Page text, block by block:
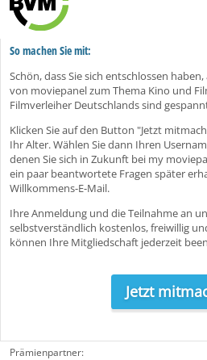
So machen Sie mit:
Schön, dass Sie sich entschlossen
von moviepanel zum Thema Kino und
Filmverleiher Deutschlands sind
Klicken Sie auf den Button "Jetzt
Ihr Alter. Wählen Sie dann Ihren
denen Sie sich in Zukunft bei my
ein paar beantwortete Fragen später
Willkommens-E-Mail.
Ihre Anmeldung und die Teilnahme an
selbstverständlich kostenlos, freiwillig
können Ihre Mitgliedschaft jederzeit
Jetzt
Prämienpartner: